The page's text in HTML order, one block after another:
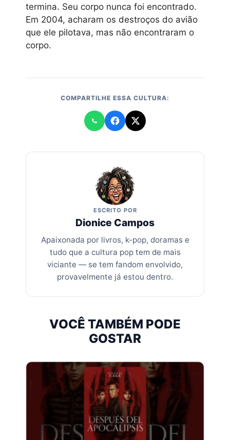
termina. Seu corpo nunca foi encontrado.
Em 2004, acharam os destroços do avião
que ele pilotava, mas não encontraram o
corpo.
COMPARTILHE ESSA CULTURA:
ESCRITO POR
Dionice Campos
Apaixonada por livros, k-pop, doramas e
tudo que a cultura pop tem de mais
viciante — se tem fandom envolvido,
provavelmente já estou dentro.
VOCÊ TAMBÉM PODE
GOSTAR